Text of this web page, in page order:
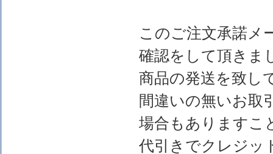
このご注文承諾メ
確認をして頂きま
商品の発送を致し
間違いの無いお取
場合もありますこ
代引きでクレジッ